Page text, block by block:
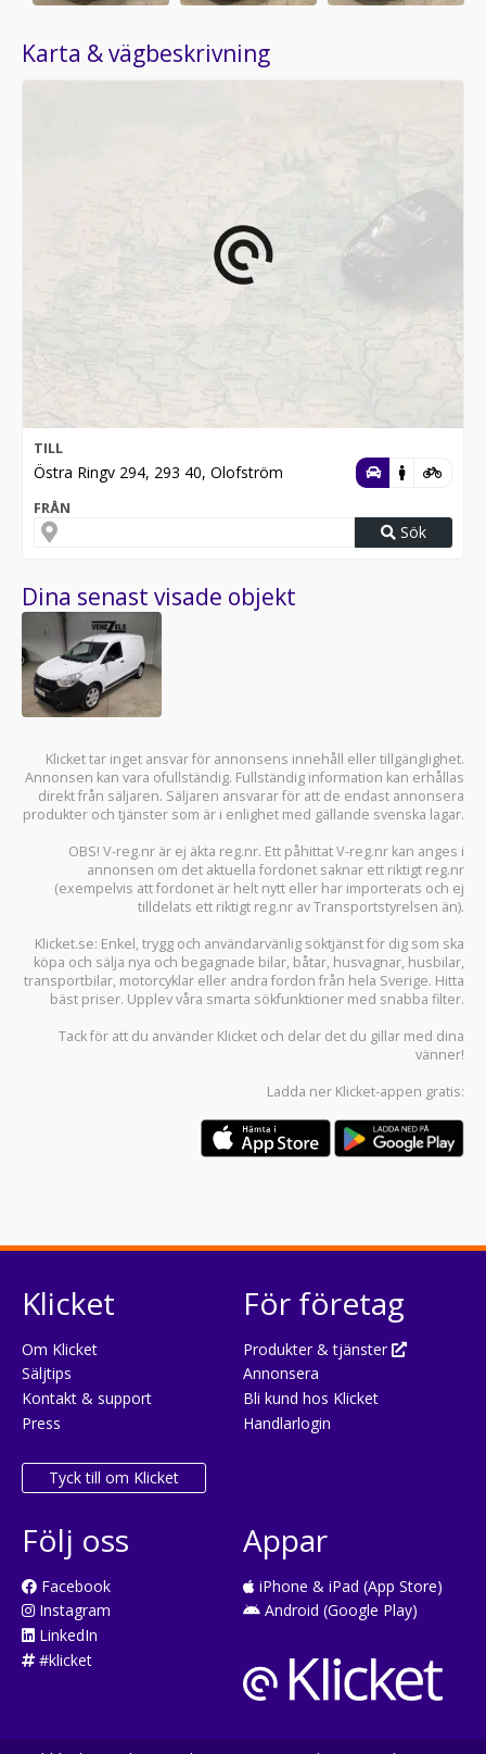
Karta & vägbeskrivning
TILL
Östra Ringv 294, 293 40, Olofström
FRÅN
Sök
Dina senast visade objekt
Klicket tar inget ansvar för annonsens innehåll eller tillgänglighet.
Annonsen kan vara ofullständig. Fullständig information kan erhållas
direkt från säljaren. Säljaren ansvarar för att de endast annonsera
produkter och tjänster som är i enlighet med gällande svenska lagar.
OBS! V-reg.nr är ej äkta reg.nr. Ett påhittat V-reg.nr kan anges i
annonsen om det aktuella fordonet saknar ett riktigt reg.nr
(exempelvis att fordonet är helt nytt eller har importerats och ej
tilldelats ett riktigt reg.nr av Transportstyrelsen än).
Klicket.se: Enkel, trygg och användarvänlig söktjänst för dig som ska
köpa och sälja nya och begagnade bilar, båtar, husvagnar, husbilar,
transportbilar, motorcyklar eller andra fordon från hela Sverige. Hitta
bäst priser. Upplev våra smarta sökfunktioner med snabba filter.
Tack för att du använder Klicket och delar det du gillar med dina
vänner!
Ladda ner Klicket-appen gratis:
Klicket
Om Klicket
Säljtips
Kontakt & support
Press
Tyck till om Klicket
För företag
Produkter & tjänster
Annonsera
Bli kund hos Klicket
Handlarlogin
Följ oss
Facebook
Instagram
LinkedIn
#klicket
Appar
iPhone & iPad (App Store)
Android (Google Play)